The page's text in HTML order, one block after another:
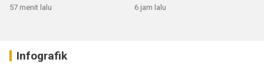
57 menit lalu 6 jam lalu
Infografik